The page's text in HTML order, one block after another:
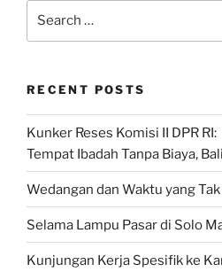
RECENT POSTS
Kunker Reses Komisi II DPR
Tempat Ibadah Tanpa Biaya,
Wedangan dan Waktu yang
Selama Lampu Pasar di Solo
Kunjungan Kerja Spesifik ke